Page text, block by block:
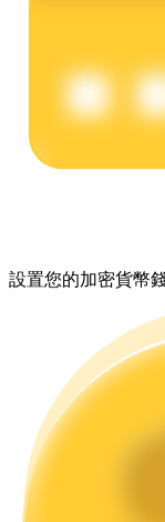
理財
增值寶
使您的資產穩
設置您的加密貨幣